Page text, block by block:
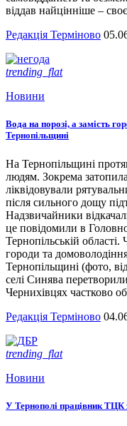
віддав найцінніше –
Редакція Терміново
trending_flat
Новини
Вода на порозі, а замість
Тернопільщині
На Тернопільщині
людям. Зокрема
ліквідовували
після сильного дощу
Надзвичайники
це повідомили в
Тернопільській
городи та
Тернопільщині (фото,
селі Синява
Чернихівцях частково
Редакція Терміново
trending_flat
Новини
У Тернополі працівник ТЦК